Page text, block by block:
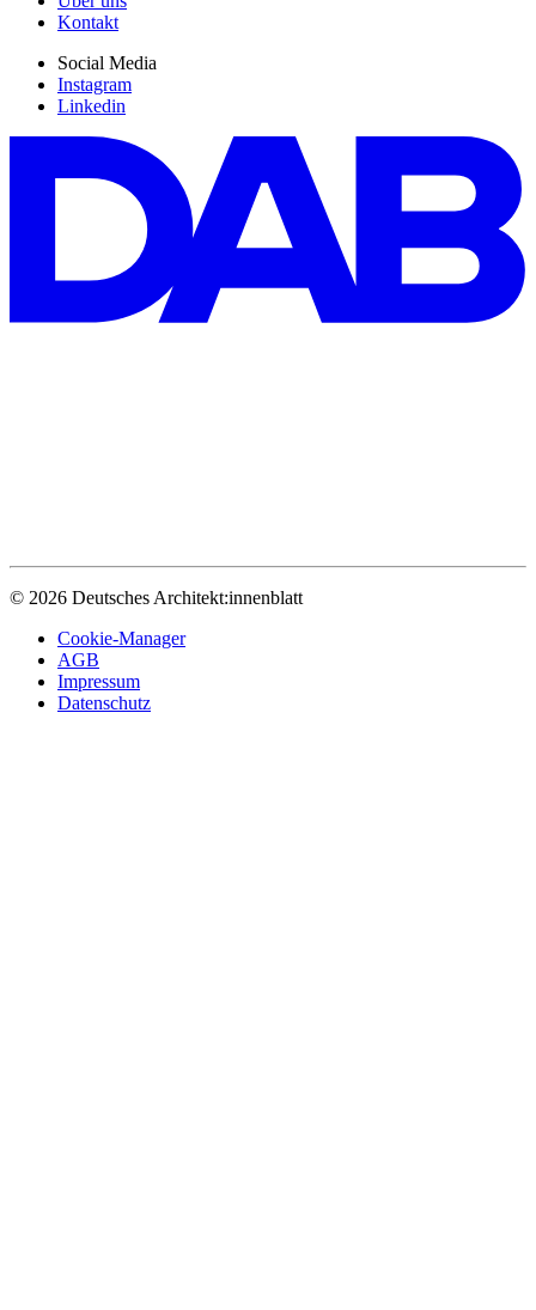
Kontakt
Social Media
Instagram
Linkedin
© 2026 Deutsches Architekt:innenblatt
Cookie-Manager
AGB
Impressum
Datenschutz